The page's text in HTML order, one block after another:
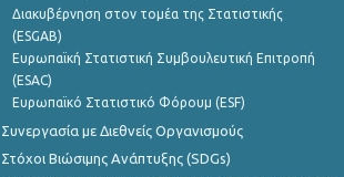
Διακυβέρνηση στον τομέα της Στατιστικής
(ESGAB)
Ευρωπαϊκή Στατιστική Συμβουλευτική Επιτροπή
(ESAC)
Ευρωπαϊκό Στατιστικό Φόρουμ (ESF)
Συνεργασία με Διεθνείς Οργανισμούς
Στόχοι Βιώσιμης Ανάπτυξης (SDGs)